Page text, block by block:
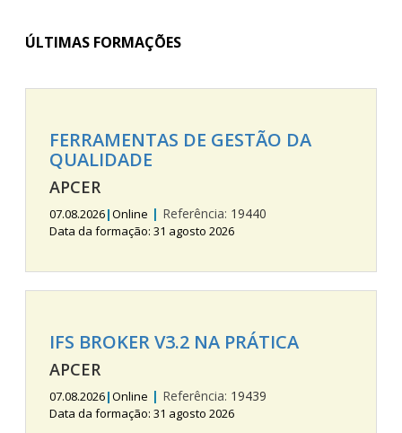
ÚLTIMAS FORMAÇÕES
FERRAMENTAS DE GESTÃO DA
QUALIDADE
APCER
07.08.2026|Online | Referência: 19440
Data da formação: 31 agosto 2026
IFS BROKER V3.2 NA PRÁTICA
APCER
07.08.2026|Online | Referência: 19439
Data da formação: 31 agosto 2026